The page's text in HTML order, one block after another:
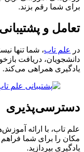
برای شما رقم بزند.
تعامل و پشتیبانی
در علم تاب، شما تنها
دانشجویان، دریافت
یادگیری همراهی می‌کند.
دسترسی‌پذیری
علم تاب، با ارائه
مکان را برای شما فراهم
یادگیری بپردازید.